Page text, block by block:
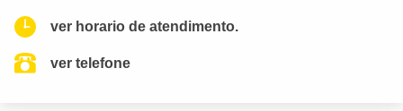
ver horario de atendimento.
ver telefone